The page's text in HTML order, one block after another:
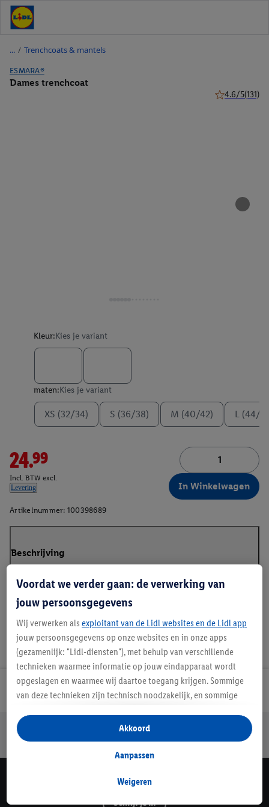
/ Trenchcoats & mantels
ESMARA®
Dames trenchcoat
4.6/5(131)
Kleur:Kies je variant
maten:Kies je variant
XS (32/34) S (36/38) M (40/42) L (44/
24.99
Incl. BTW excl.
Levering
In Winkelwagen
Artikelnummer: 100398689
Beschrijving
Lidl Nieuwsbrief
Jouw voordelen bij ons als Lidl webshop klant
Gratis retourneren Veilig winkelen 30 dagen bedenktijd
Lidl Nieuwsbrief
Schrijf je in
Voordat we verder gaan: de verwerking van
jouw persoonsgegevens
Wij verwerken als exploitant van de Lidl websites en de Lidl app
jouw persoonsgegevens op onze websites en in onze apps
(gezamenlijk: "Lidl-diensten"), met behulp van verschillende
technieken waarmee informatie op jouw eindapparaat wordt
opgeslagen en waarmee wij daartoe toegang krijgen. Sommige
van deze technieken zijn technisch noodzakelijk, en sommige
opslaan van voorkeursinstellingen, het verzamelen en
analyseren van statistieken of voor het tonen van
gepersonaliseerde reclame binnen en buiten de Lidl-diensten.
gegevens over jouw aankoopgedrag in de winkel ook voor de
Weigeren
Aanpassen
Akkoord